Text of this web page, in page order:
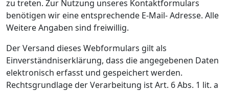
zu treten. Zur Nutzung unseres Kontaktformulars
benötigen wir eine entsprechende E-Mail- Adresse. Alle
Weitere Angaben sind freiwillig.
Der Versand dieses Webformulars gilt als
Einverständniserklärung, dass die angegebenen Daten
elektronisch erfasst und gespeichert werden.
Rechtsgrundlage der Verarbeitung ist Art. 6 Abs. 1 lit. a